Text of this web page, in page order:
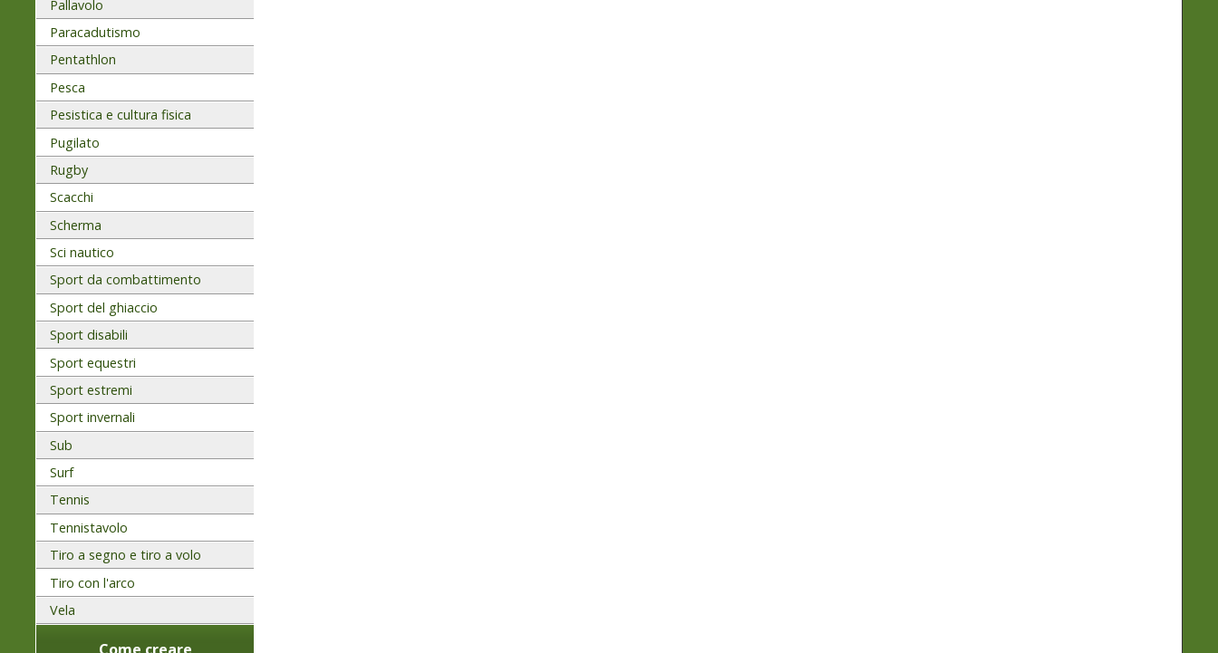
Pallavolo
Paracadutismo
Pentathlon
Pesca
Pesistica e cultura fisica
Pugilato
Rugby
Scacchi
Scherma
Sci nautico
Sport da combattimento
Sport del ghiaccio
Sport disabili
Sport equestri
Sport estremi
Sport invernali
Sub
Surf
Tennis
Tennistavolo
Tiro a segno e tiro a volo
Tiro con l'arco
Vela